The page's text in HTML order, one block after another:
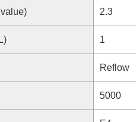
2.3
1
Reflow
5000